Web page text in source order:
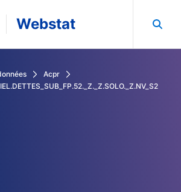
navigation
Webstat
Acpr